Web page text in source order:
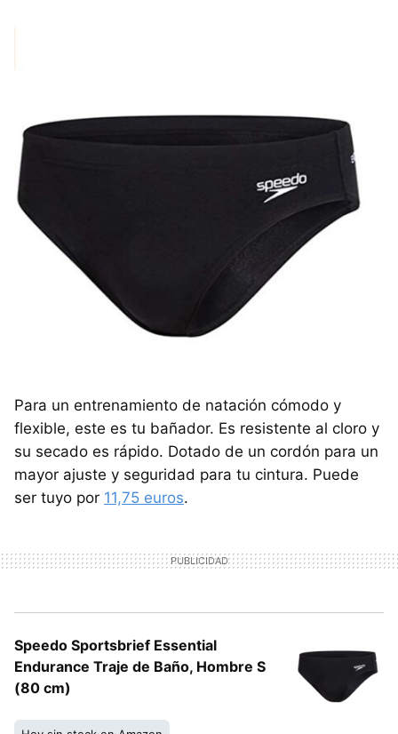
Para un entrenamiento de natación cómodo y
flexible, este es tu bañador. Es resistente al cloro y
su secado es rápido. Dotado de un cordón para un
mayor ajuste y seguridad para tu cintura. Puede
ser tuyo por 11,75 euros.
Speedo Sportsbrief Essential
Endurance Traje de Baño, Hombre S
(80 cm)